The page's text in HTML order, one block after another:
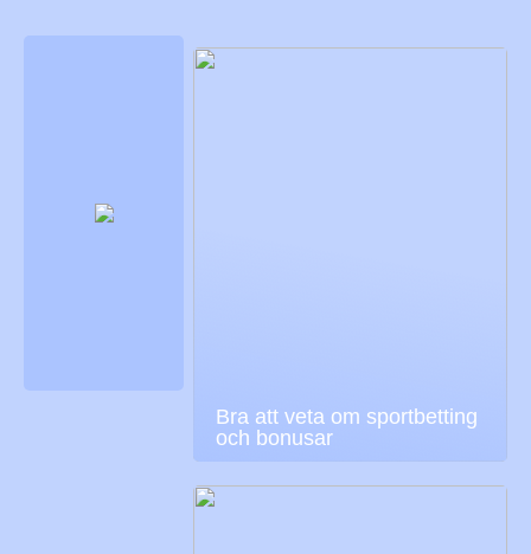
Bra att veta om sportbetting
och bonusar